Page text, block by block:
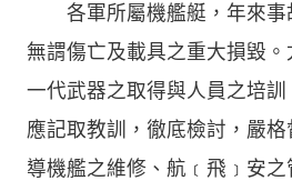
各軍所屬機艦艇，年來事
無謂傷亡及載具之重大損毀。
一代武器之取得與人員之培
應記取教訓，徹底檢討，嚴格
導機艦之維修、航﹝飛﹞安